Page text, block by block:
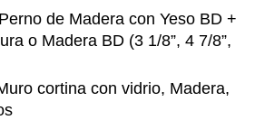
de Madera con Yeso BD +
o Madera BD (3 1/8”, 4 7/8”,
cortina con vidrio, Madera,